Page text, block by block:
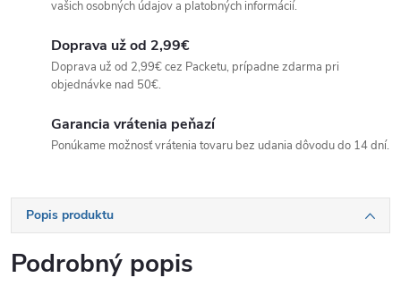
vašich osobných údajov a platobných informácií.
Doprava už od 2,99€
Doprava už od 2,99€ cez Packetu, prípadne zdarma pri
objednávke nad 50€.
Garancia vrátenia peňazí
Ponúkame možnosť vrátenia tovaru bez udania dôvodu do 14 dní.
Popis produktu
Podrobný popis